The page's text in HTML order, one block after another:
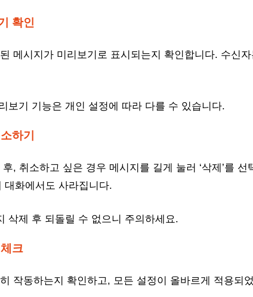
확인
메시지가 미리보기로 표시되는지 확인합니다. 수신
보기 기능은 개인 설정에 따라 다를 수 있습니다.
하기
, 취소하고 싶은 경우 메시지를 길게 눌러 ‘삭제’를 선
대화에서도 사라집니다.
삭제 후 되돌릴 수 없으니 주의하세요.
크
작동하는지 확인하고, 모든 설정이 올바르게 적용되